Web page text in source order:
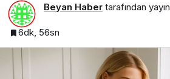
Beyan Haber tarafından
6dk, 56sn